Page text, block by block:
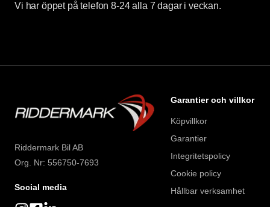
Vi har öppet på telefon 8-24 alla 7 dagar i veckan.
Riddermark Bil AB
Org. Nr: 556750-7693
Social media
Garantier och villkor
Köpvillkor
Garantier
Integritetspolicy
Cookie policy
Hållbar verksamhet